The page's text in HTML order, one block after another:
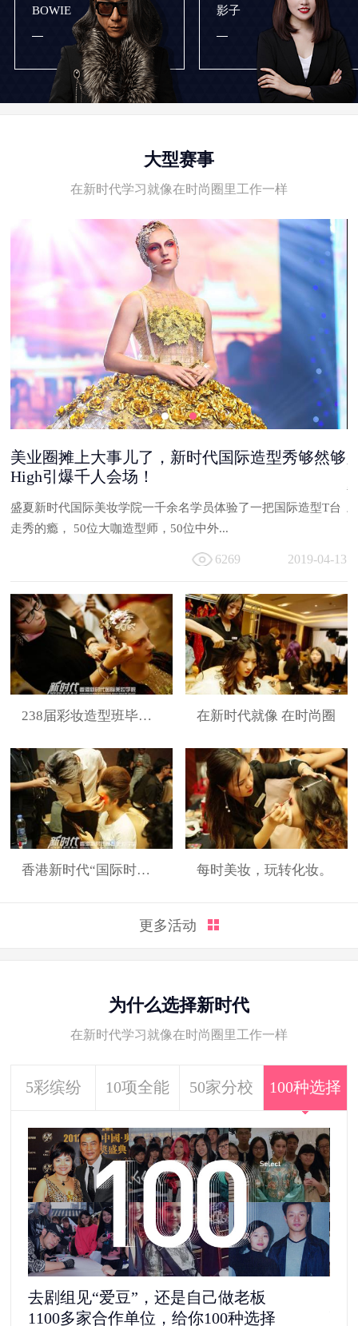
BOWIE 影子
大型赛事
在新时代学习就像在时尚圈里工作一样
美业圈摊上大事儿了，新时代国际造型秀够然够
High引爆千人会场！
盛夏新时代国际美妆学院一千余名学员体验了一把国际造型T台
走秀的瘾， 50位大咖造型师，50位中外...
6269 2019-04-13
238届彩妆造型班毕业展 在新时代就像 在时尚圈
香港新时代“国际时装周”展演造型 每时美妆，玩转化妆。
更多活动
为什么选择新时代
在新时代学习就像在时尚圈里工作一样
5彩缤纷 10项全能 50家分校 100种选择
去剧组见“爱豆”，还是自己做老板
1100多家合作单位，给你100种选择